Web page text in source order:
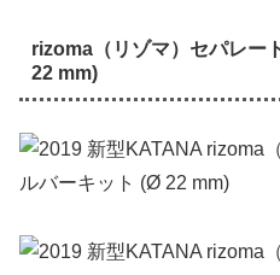
rizoma（リゾマ）セパレー
22 mm)